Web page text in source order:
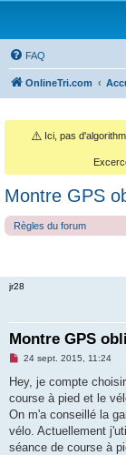
FAQ
OnlineTri.com
⚠️ Ici, pas
Montre GPS
Règles du forum
jr28
Montre GPS
M
s
s
a
g
n
o
24 sept. 2015, 11:24
Hey, je compte
course à pied et le
On m'a conseillé la
vélo. Actuellement
séance de course à